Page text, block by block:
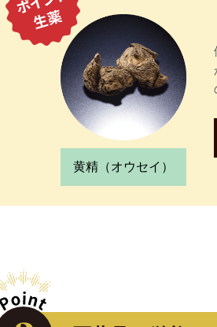
黄精（オウセイ）